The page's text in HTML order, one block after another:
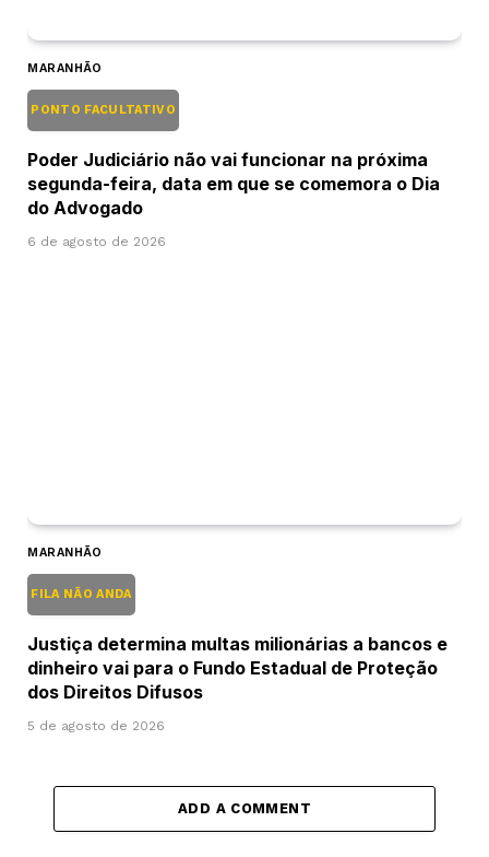
MARANHÃO
PONTO FACULTATIVO
Poder Judiciário não vai funcionar na próxima
segunda-feira, data em que se comemora o Dia
do Advogado
6 de agosto de 2026
MARANHÃO
FILA NÃO ANDA
Justiça determina multas milionárias a bancos e
dinheiro vai para o Fundo Estadual de Proteção
dos Direitos Difusos
5 de agosto de 2026
ADD A COMMENT